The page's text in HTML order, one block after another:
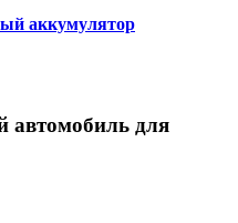
аккумулятор
автомобиль для